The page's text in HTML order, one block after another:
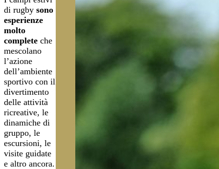
di rugby sono
esperienze
molto
complete che
mescolano
l’azione
dell’ambiente
sportivo con il
divertimento
delle attività
ricreative, le
dinamiche di
gruppo, le
escursioni, le
visite guidate
e altro ancora.